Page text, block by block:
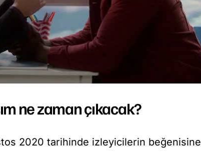
ne zaman çıkacak?
2020 tarihinde izleyicilerin beğenisine